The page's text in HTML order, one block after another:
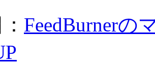
FeedBurnerの